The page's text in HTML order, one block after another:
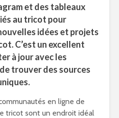
et des tableaux
au tricot pour
idées et projets
C’est un excellent
à jour avec les
trouver des sources
en ligne de
tricot sont un endroit idéal